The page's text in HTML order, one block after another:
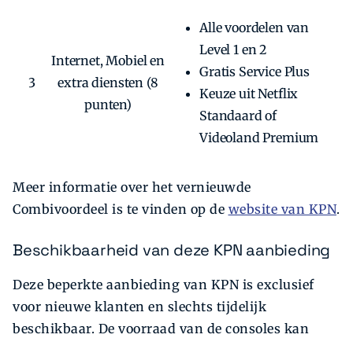
3
Internet, Mobiel en
extra diensten (8
punten)
Alle voordelen van
Level 1 en 2
Gratis Service Plus
Keuze uit Netflix
Standaard of
Videoland Premium
Meer informatie over het vernieuwde
Combivoordeel is te vinden op de website van KPN.
Beschikbaarheid van deze KPN aanbieding
Deze beperkte aanbieding van KPN is exclusief
voor nieuwe klanten en slechts tijdelijk
beschikbaar. De voorraad van de consoles kan